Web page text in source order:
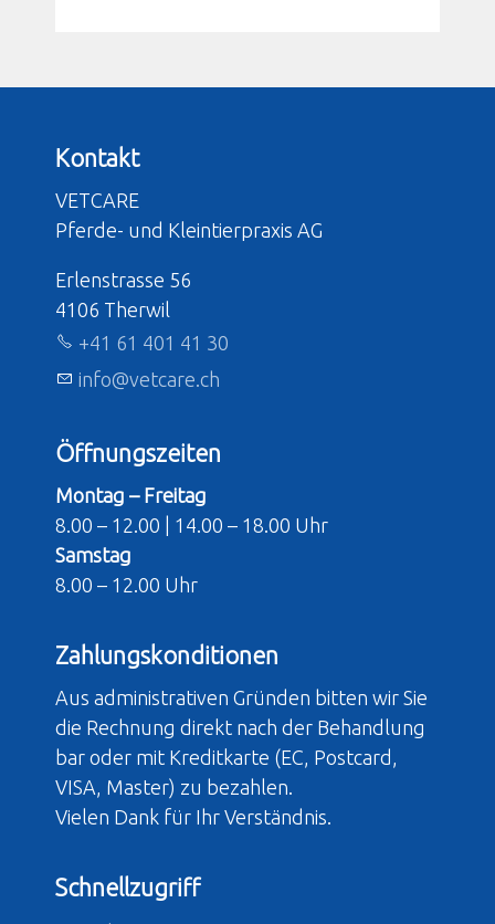
Kontakt
VETCARE
Pferde- und Kleintierpraxis AG
Erlenstrasse 56
4106 Therwil
+41 61 401 41 30
nf
v tc r ch
Öffnungszeiten
Montag – Freitag
8.00 – 12.00 | 14.00 – 18.00 Uhr
Samstag
8.00 – 12.00 Uhr
Zahlungskonditionen
Aus administrativen Gründen bitten wir Sie
die Rechnung direkt nach der Behandlung
bar oder mit Kreditkarte (EC, Postcard,
VISA, Master) zu bezahlen.
Vielen Dank für Ihr Verständnis.
Schnellzugriff